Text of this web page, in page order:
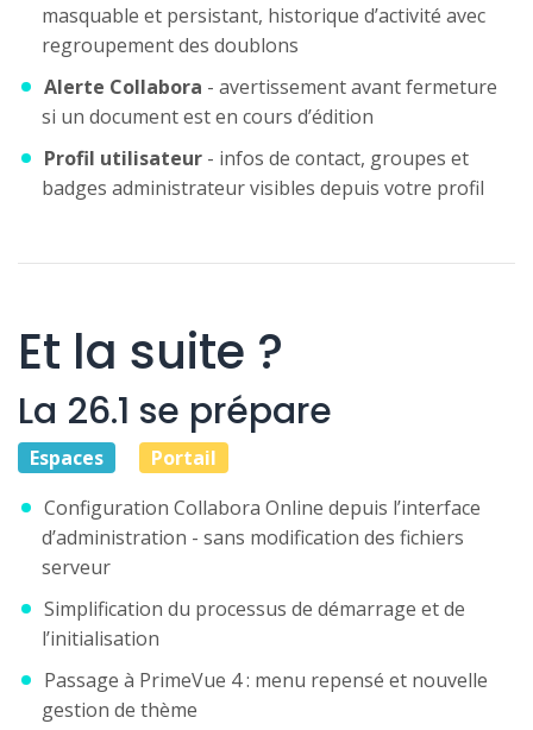
masquable et persistant, historique d’activité avec
regroupement des doublons
Alerte Collabora - avertissement avant fermeture
si un document est en cours d’édition
Profil utilisateur- infos de contact, groupes et
badges administrateur visibles depuis votre profil
Et la suite ?
La 26.1 se prépare
Espaces
Portail
Configuration Collabora Online depuis l’interface
d’administration - sans modification des fichiers
serveur
Simplification du processus de démarrage et de
l’initialisation
Passage à PrimeVue 4 : menu repensé et nouvelle
gestion de thème